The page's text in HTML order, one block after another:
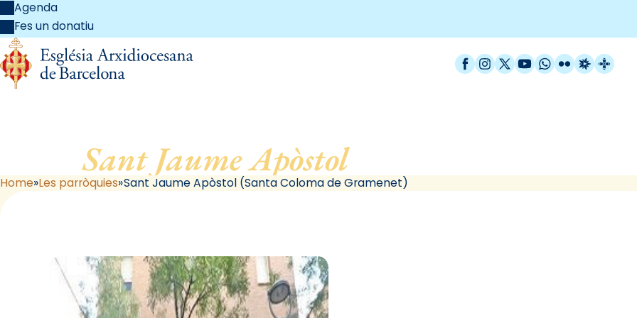
Agenda
Fes un donatiu
Facebook
Instagram
X / Twitter
YouTube
WhatsApp
FlickrRadio
Sant Jaume Apòstol, de Santa Coloma de
Home Les parròquies Sant Jaume Apòstol (Santa Coloma de Gramenet)